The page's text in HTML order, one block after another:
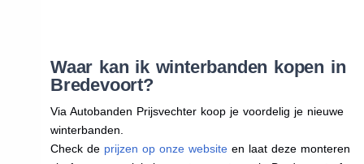
Waar kan ik winterbanden kopen in
Bredevoort?
Via Autobanden Prijsvechter koop je voordelig je nieuwe
winterbanden.
Check de prijzen op onze websiteen laat deze monteren